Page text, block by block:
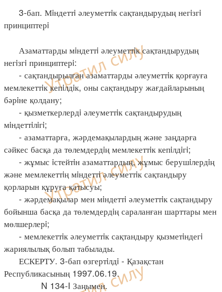
3-бап. Мiндеттi әлеуметтiк сақтандырудың негiзгi
принциптерi
Азаматтарды мiндеттi әлеуметтiк сақтандырудың
негiзгi принциптерi:
- сақтандырылған азаматтарды әлеуметтiк қорғауға
мемлекеттiк кепiлдiк, оны сақтандыру жағдайларының
бәрiне қолдану;
- қызметкерлердi әлеуметтiк сақтандырудың
мiндеттiлiгi;
- азаматтарға, жәрдемақылардың және заңдарға
сәйкес басқа да төлемдердiң мемлекеттiк кепiлдiгi;
- жұмыс iстейтiн азаматтардың, жұмыс берушiлердiң
және мемлекеттiң мiндеттi әлеуметтiк сақтандыру
қорларын құруға қатысуы;
- жәрдемақылар мен мiндеттi әлеуметтiк сақтандыру
бойынша басқа да төлемдердiң сараланған шарттары мен
мөлшерлерi;
- мемлекеттiк әлеуметтiк сақтандыру қызметiндегi
жариялылық болып табылады.
ЕСКЕРТУ. 3-бап өзгертiлдi - Қазақстан
Республикасының 1997.06.19.
N 134-I Заңымен.